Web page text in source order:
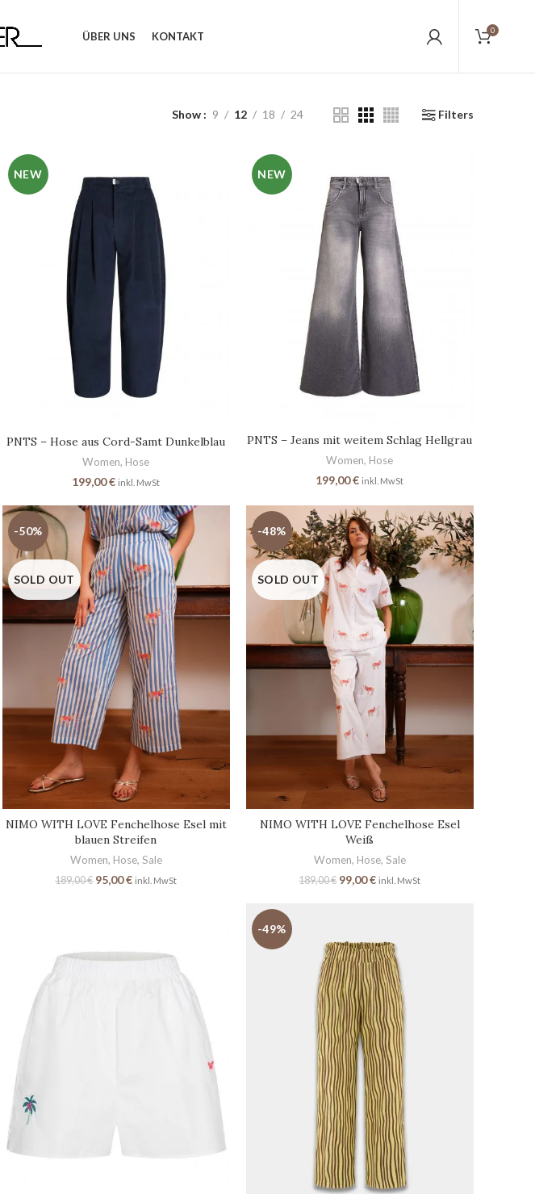
ÜBER UNS KONTAKT 0
Show 9 12 18 24 Filters
NEW
PNTS – Hose aus Cord-Samt Dunkelblau
Women, Hose
199,00€ inkl. MwSt
NEW
PNTS – Jeans mit weitem Schlag Hellgrau
Women, Hose
199,00€ inkl. MwSt
-50%
SOLD OUT
NIMO WITH LOVE Fenchelhose Esel mit
blauen Streifen
Women, Hose, Sale
189,00€ 95,00€ inkl. MwSt
-48%
SOLD OUT
NIMO WITH LOVE Fenchelhose Esel
Weiß
Women, Hose, Sale
189,00€ 99,00€ inkl. MwSt
-49%